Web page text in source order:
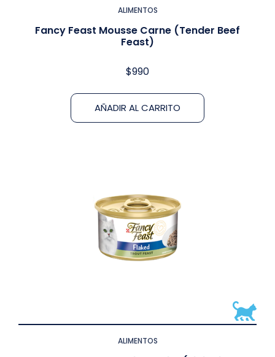
ALIMENTOS
Fancy Feast Mousse Carne (Tender Beef
Feast)
$990
AÑADIR AL CARRITO
ALIMENTOS